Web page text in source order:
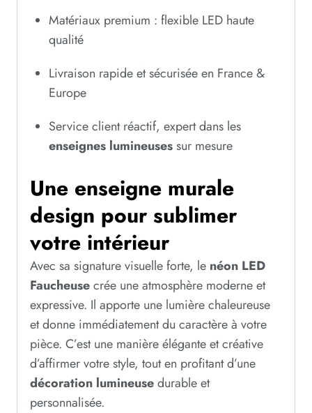
Matériaux premium : flexible LED haute
qualité
Livraison rapide et sécurisée en France &
Europe
Service client réactif, expert dans les
enseignes lumineusessur mesure
Une enseigne murale
design pour sublimer
votre intérieur
Avec sa signature visuelle forte, le néon LED
Faucheusecrée une atmosphère moderne et
expressive. Il apporte une lumière chaleureuse
et donne immédiatement du caractère à votre
pièce. C’est une manière élégante et créative
d’affirmer votre style, tout en profitant d’une
décoration lumineusedurable et
personnalisée.